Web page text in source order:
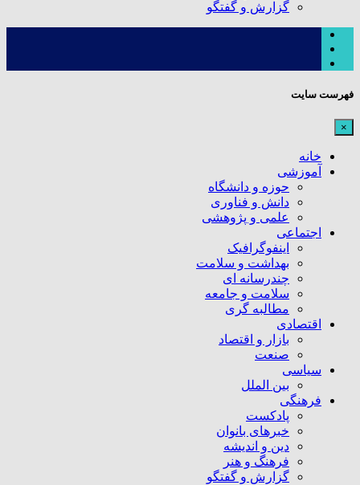
گزارش و گفتگو
فهرست سایت
×
خانه
آموزشی
حوزه و دانشگاه
دانش و فناوری
علمی و پژوهشی
اجتماعی
اینفوگرافیک
بهداشت و سلامت
چندرسانه ای
سلامت و جامعه
مطالبه گری
اقتصادی
بازار و اقتصاد
صنعت
سیاسی
بین الملل
فرهنگی
پادکست
خبرهای بانوان
دین و اندیشه
فرهنگ و هنر
گزارش و گفتگو